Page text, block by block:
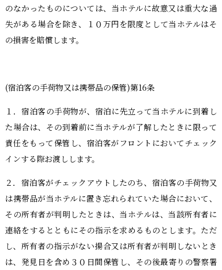
のなかったものについては、当ホテルに故意又は重大な過
失がある場合を除き、１０万円を限度として当ホテルはそ
の損害を賠償します。
(宿泊客の手荷物又は携帯品の保管)第16条
１．宿泊客の手荷物が、宿泊に先立って当ホテルに到着し
た場合は、その到着前に当ホテルが了解したときに限って
責任をもって保管し、宿泊客がフロントにおいてチェック
インする際お渡しします。
２．宿泊客がチェックアウトしたのち、宿泊客の手荷物又
は携帯品が当ホテルに置き忘れられていた場合において、
その所有者が判明したときは、当ホテルは、当該所有者に
連絡をするとともにその指示を求めるものとします。ただ
し、所有者の指示がない揚合又は所有者が判明しないとき
は、発見日を含め３０日間保管し、その後最寄りの警察署